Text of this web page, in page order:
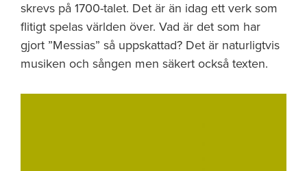
skrevs på 1700-talet. Det är än idag ett verk som
flitigt spelas världen över. Vad är det som har
gjort ”Messias” så uppskattad? Det är naturligtvis
musiken och sången men säkert också texten.